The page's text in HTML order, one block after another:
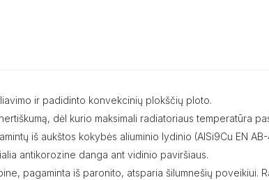
ir padidinto konvekcinių plokščių ploto.
dėl kurio maksimali radiatoriaus temperatūra
iš aukštos kokybės aliuminio lydinio (AlSi9Cu EN
antikorozine danga ant vidinio paviršiaus.
pagaminta iš paronito, atsparia šilumnešių poveikiui.